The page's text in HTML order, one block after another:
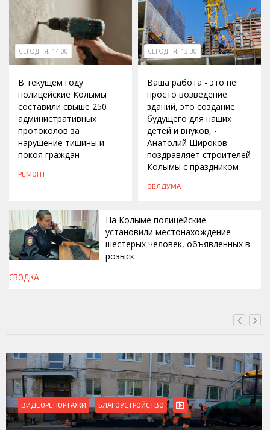
СЕГОДНЯ, 14:00
В текущем году
полицейские Колымы
составили свыше 250
административных
протоколов за
нарушение тишины и
покоя граждан
РЕМОНТ
СЕГОДНЯ, 13:30
Ваша работа - это не
просто возведение
зданий, это создание
будущего для наших
детей и внуков, -
Анатолий Широков
поздравляет строителей
Колымы с праздником
ОБЛДУМА
СЕГОДНЯ, 13:00
На Колыме полицейские
установили местонахождение
шестерых человек, объявленных в
розыск
СВОДКА
ВИДЕОРЕПОРТАЖИ БЛАГОУСТРОЙСТВО